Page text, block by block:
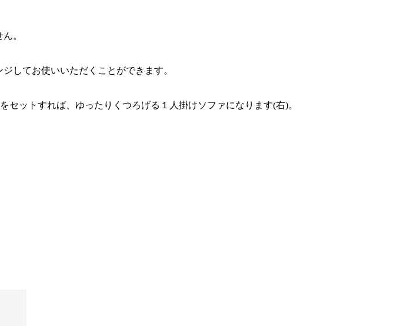
。
してお使いいただくことができます。
ットすれば、ゆったりくつろげる１人掛けソファになります(右)。